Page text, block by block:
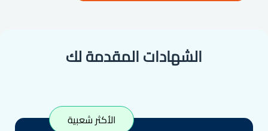
الشهادات المقدمة لك
الأكثر شعبية